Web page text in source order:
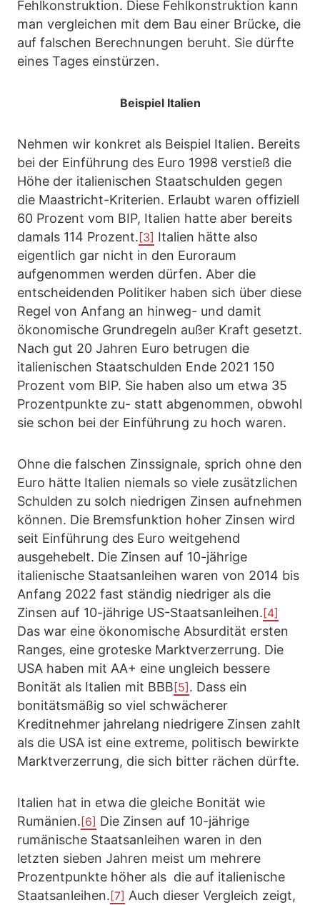
Fehlkonstruktion. Diese Fehlkonstruktion kann
man vergleichen mit dem Bau einer Brücke, die
auf falschen Berechnungen beruht. Sie dürfte
eines Tages einstürzen.
Beispiel Italien
Nehmen wir konkret als Beispiel Italien. Bereits
bei der Einführung des Euro 1998 verstieß die
Höhe der italienischen Staatschulden gegen
die Maastricht-Kriterien. Erlaubt waren offiziell
60 Prozent vom BIP, Italien hatte aber bereits
damals 114 Prozent. [3] Italien hätte also
eigentlich gar nicht in den Euroraum
aufgenommen werden dürfen. Aber die
entscheidenden Politiker haben sich über diese
Regel von Anfang an hinweg- und damit
ökonomische Grundregeln außer Kraft gesetzt.
Nach gut 20 Jahren Euro betrugen die
italienischen Staatschulden Ende 2021 150
Prozent vom BIP. Sie haben also um etwa 35
Prozentpunkte zu- statt abgenommen, obwohl
sie schon bei der Einführung zu hoch waren.
Ohne die falschen Zinssignale, sprich ohne den
Euro hätte Italien niemals so viele zusätzlichen
Schulden zu solch niedrigen Zinsen aufnehmen
können. Die Bremsfunktion hoher Zinsen wird
seit Einführung des Euro weitgehend
ausgehebelt. Die Zinsen auf 10-jährige
italienische Staatsanleihen waren von 2014 bis
Anfang 2022 fast ständig niedriger als die
Zinsen auf 10-jährige US-Staatsanleihen. [4]
Das war eine ökonomische Absurdität ersten
Ranges, eine groteske Marktverzerrung. Die
USA haben mit AA+ eine ungleich bessere
Bonität als Italien mit BBB [5] . Dass ein
bonitätsmäßig so viel schwächerer
Kreditnehmer jahrelang niedrigere Zinsen zahlt
als die USA ist eine extreme, politisch bewirkte
Marktverzerrung, die sich bitter rächen dürfte.
Italien hat in etwa die gleiche Bonität wie
Rumänien. [6] Die Zinsen auf 10-jährige
rumänische Staatsanleihen waren in den
letzten sieben Jahren meist um mehrere
Prozentpunkte höher als die auf italienische
Staatsanleihen. [7] Auch dieser Vergleich zeigt,